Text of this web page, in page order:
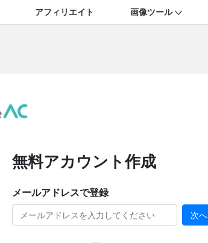
アフィリエイト 画像ツール
無料アカウント作成
メールアドレスで登録
次へ